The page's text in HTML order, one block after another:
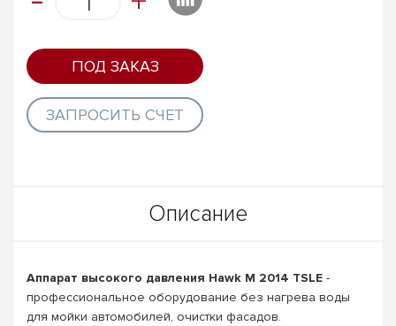
ПОД ЗАКАЗ
ЗАПРОСИТЬ СЧЕТ
Описание
Аппарат высокого давления Hawk M 2014 TSLE -
профессиональное оборудование без нагрева воды
для мойки автомобилей, очистки фасадов.